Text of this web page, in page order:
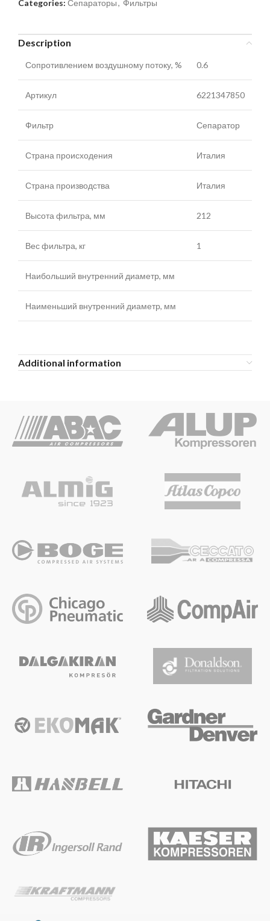
Categories: Сепараторы, Фильтры
Description
Сопротивлением воздушному потоку, % 0.6
Артикул 6221347850
Фильтр Сепаратор
Страна происходения Италия
Страна производства Италия
Высота фильтра, мм 212
Вес фильтра, кг 1
Наибольший внутренний диаметр, мм
Наименьший внутренний диаметр, мм
Additional information